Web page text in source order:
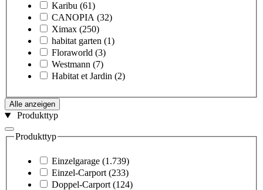
Karibu (61)
CANOPIA (32)
Ximax (250)
habitat garten (1)
Floraworld (3)
Westmann (7)
Habitat et Jardin (2)
Alle anzeigen
Produkttyp
Produkttyp
Einzelgarage (1.739)
Einzel-Carport (233)
Doppel-Carport (124)